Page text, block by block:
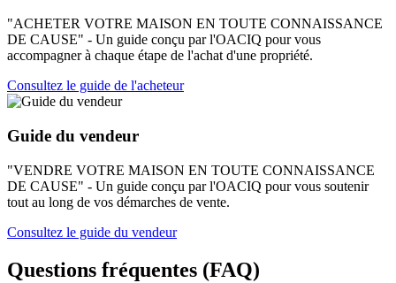
"ACHETER VOTRE MAISON EN TOUTE CONNAISSANCE
DE CAUSE" - Un guide conçu par l'OACIQ pour vous
accompagner à chaque étape de l'achat d'une propriété.
Consultez le guide de l'acheteur
Guide du vendeur
"VENDRE VOTRE MAISON EN TOUTE CONNAISSANCE
DE CAUSE" - Un guide conçu par l'OACIQ pour vous soutenir
tout au long de vos démarches de vente.
Consultez le guide du vendeur
Questions fréquentes (FAQ)